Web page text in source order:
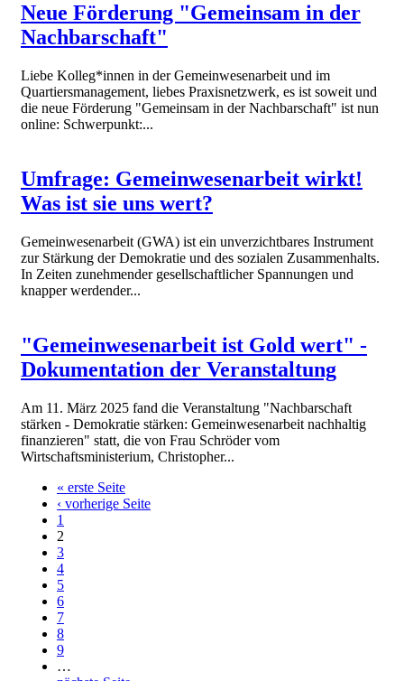
Neue Förderung "Gemeinsam in der
Nachbarschaft"
Liebe Kolleg*innen in der Gemeinwesenarbeit und im
Quartiersmanagement, liebes Praxisnetzwerk, es ist soweit und
die neue Förderung "Gemeinsam in der Nachbarschaft" ist nun
online: Schwerpunkt:...
Umfrage: Gemeinwesenarbeit wirkt!
Was ist sie uns wert?
Gemeinwesenarbeit (GWA) ist ein unverzichtbares Instrument
zur Stärkung der Demokratie und des sozialen Zusammenhalts.
In Zeiten zunehmender gesellschaftlicher Spannungen und
knapper werdender...
"Gemeinwesenarbeit ist Gold wert" -
Dokumentation der Veranstaltung
Am 11. März 2025 fand die Veranstaltung "Nachbarschaft
stärken - Demokratie stärken: Gemeinwesenarbeit nachhaltig
finanzieren" statt, die von Frau Schröder vom
Wirtschaftsministerium, Christopher...
« erste Seite
‹ vorherige Seite
1
2
3
4
5
6
7
8
9
…